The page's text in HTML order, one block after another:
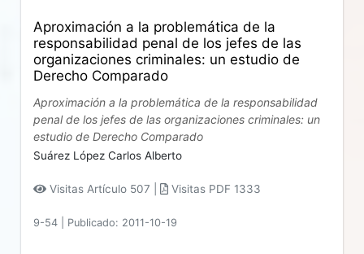
Aproximación a la problemática de la
responsabilidad penal de los jefes de las
organizaciones criminales: un estudio de
Derecho Comparado
Aproximación a la problemática de la responsabilidad
penal de los jefes de las organizaciones criminales: un
estudio de Derecho Comparado
Suárez López Carlos Alberto
Visitas Artículo 507 | Visitas PDF 1333
9-54 Publicado: 2011-10-19